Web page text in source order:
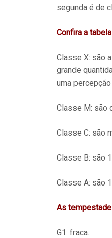
segunda é de
Confira a
Classe X: são
grande
uma
Classe M: são
Classe C: são
Classe B: são
Classe A: são
As
G1: fraca.